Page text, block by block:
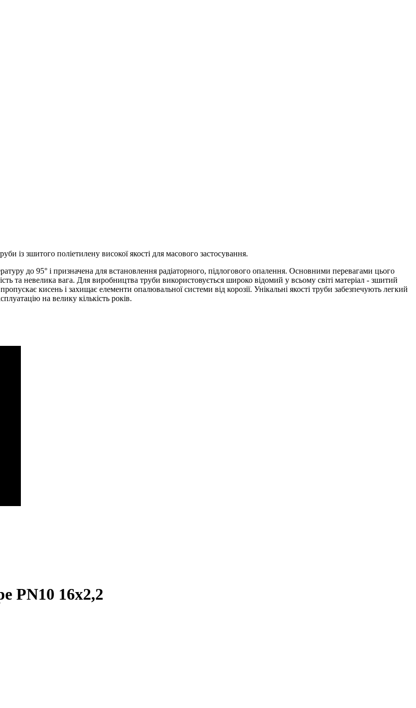
із зшитого поліетилену високої якості для масового застосування.
до 95° і призначена для встановлення радіаторного, підлогового опалення. Основними перевагами цього
та невелика вага. Для виробництва труби використовується широко відомий у всьому світі матеріал - зшитий
кисень і захищає елементи опалювальної системи від корозії. Унікальні якості труби забезпечують легкий
на велику кількість років.
PN10 16x2,2